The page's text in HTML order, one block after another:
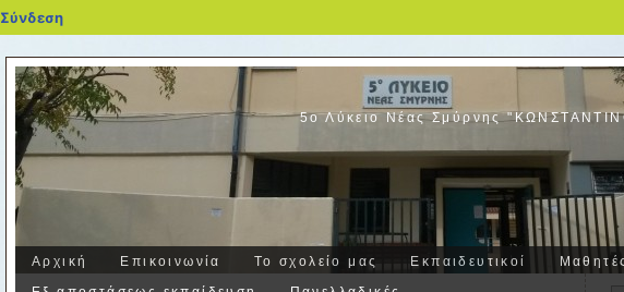
blogs.sch.gr
Σύνδεση
5ο Λύκειο Νέας Σμύρνης
Αρχική Επικοινωνία Το σχολείο μας Εκπαιδευτικοί Μαθητές